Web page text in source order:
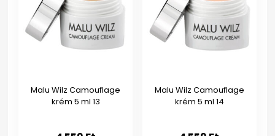
Malu Wilz Camouflage
krém 5 ml 13
Malu Wilz Camouflage
krém 5 ml 14